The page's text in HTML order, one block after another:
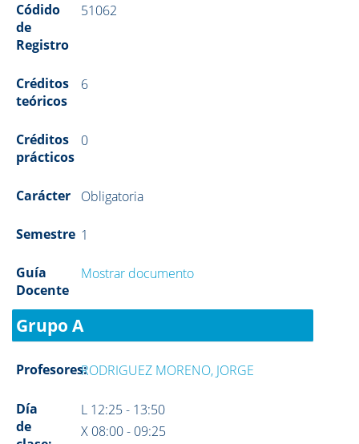
Códido
de
Registro
51062
Créditos
teóricos
6
Créditos
prácticos
0
Carácter Obligatoria
Semestre 1
Guía
Docente
Mostrar documento
Grupo A
Profesores:RODRIGUEZ MORENO, JORGE
Día
de
L 12:25 - 13:50
X 08:00 - 09:25